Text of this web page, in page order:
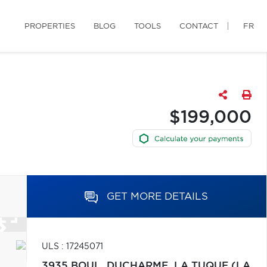
PROPERTIES BLOG TOOLS CONTACT FR
$199,000
GET MORE DETAILS
ULS : 17245071